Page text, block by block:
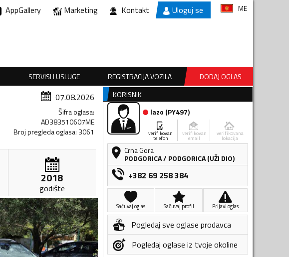
AppGallery Marketing Kontakt Uloguj se ME
SERVISI I USLUGE REGISTRACIJA VOZILA
DODAJ OGLAS
07.08.2026
Šifra oglasa:
AD383510607ME
Broj pregleda oglasa: 3061
2018
godište
KORISNIK
lazo (PY497)
verifikovan
telefon
verifikovan
email
verifikovana
lokacija
Crna Gora
PODGORICA/ PODGORICA (UŽI DIO)
+382 69 258 384
Sačuvaj oglas Sačuvaj profil Prijavi oglas
Pogledaj sve oglase prodavca
Pogledaj oglase iz tvoje okoline